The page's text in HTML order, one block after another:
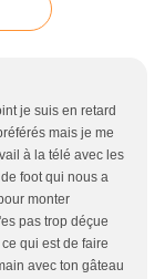
je suis en retard
mais je me
à la télé avec les
foot qui nous a
monter
pas trop déçue
qui est de faire
avec ton gâteau